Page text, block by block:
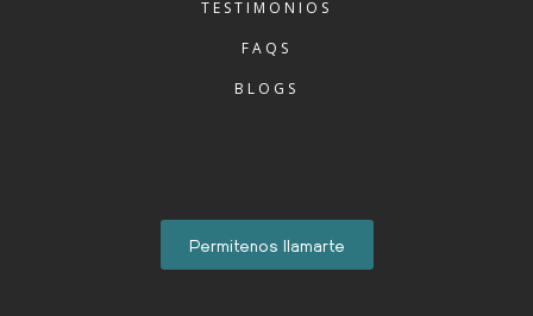
TESTIMONIOS
FAQS
BLOGS
Permitenos llamarte